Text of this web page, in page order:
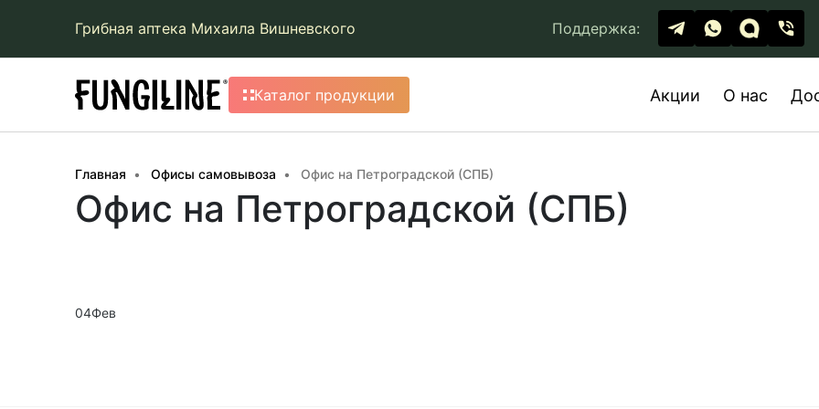
Грибная аптека Михаила Вишневского Поддержка:
Каталог продукции Акции О нас
Главная Офисы самовывоза Офис на Петроградской (СПБ)
Офис на Петроградской (СПБ)
04Фев